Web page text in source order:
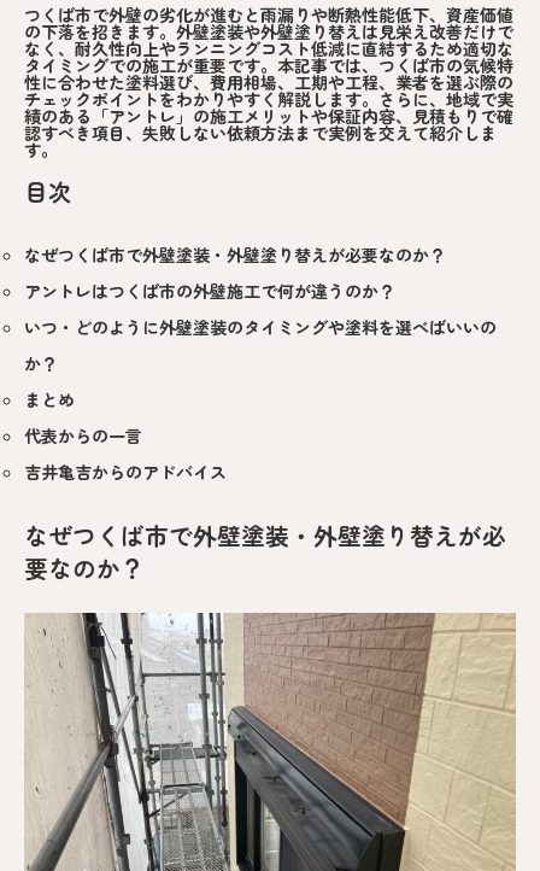
つくば市で外壁の劣化が進むと雨漏りや断熱性能低下、資産価値
の下落を招きます。外壁塗装や外壁塗り替えは見栄え改善だけで
なく、耐久性向上やランニングコスト低減に直結するため適切な
タイミングでの施工が重要です。本記事では、つくば市の気候特
性に合わせた塗料選び、費用相場、工期や工程、業者を選ぶ際の
チェックポイントをわかりやすく解説します。さらに、地域で実
績のある「アントレ」の施工メリットや保証内容、見積もりで確
認すべき項目、失敗しない依頼方法まで実例を交えて紹介しま
す。
目次
なぜつくば市で外壁塗装・外壁塗り替えが必要なのか？
アントレはつくば市の外壁施工で何が違うのか？
いつ・どのように外壁塗装のタイミングや塗料を選べばいいの
か？
まとめ
代表からの一言
吉井亀吉からのアドバイス
なぜつくば市で外壁塗装・外壁塗り替えが必
要なのか？